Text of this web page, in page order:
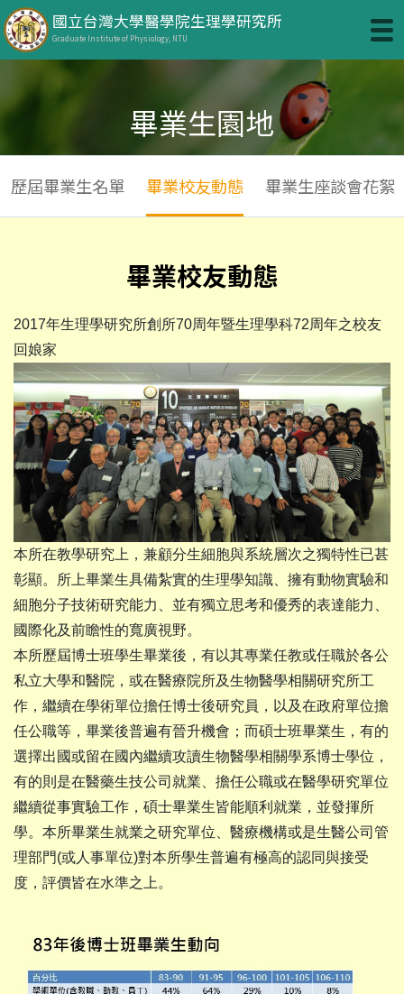
國立台灣大學醫學院生理學研究所
Graduate Institute of Physiology, NTU
畢業生園地
歷屆畢業生名單 畢業校友動態 畢業生座談會花絮
畢業校友動態
2017年生理學研究所創所70周年暨生理學科72周年之校友
回娘家
本所在教學研究上，兼顧分生細胞與系統層次之獨特性已甚
彰顯。所上畢業生具備紮實的生理學知識、擁有動物實驗和
細胞分子技術研究能力、並有獨立思考和優秀的表達能力、
國際化及前瞻性的寬廣視野。
本所歷屆博士班學生畢業後，有以其專業任教或任職於各公
私立大學和醫院，或在醫療院所及生物醫學相關研究所工
作，繼續在學術單位擔任博士後研究員，以及在政府單位擔
任公職等，畢業後普遍有晉升機會；而碩士班畢業生，有的
選擇出國或留在國內繼續攻讀生物醫學相關學系博士學位，
有的則是在醫藥生技公司就業、擔任公職或在醫學研究單位
繼續從事實驗工作，碩士畢業生皆能順利就業，並發揮所
學。本所畢業生就業之研究單位、醫療機構或是生醫公司管
理部門(或人事單位)對本所學生普遍有極高的認同與接受
度，評價皆在水準之上。